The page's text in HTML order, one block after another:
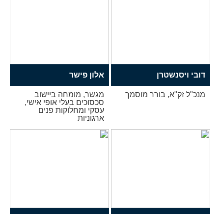
דובי ויסנשטרן
מנכ"ל זק"א, בורר מוסמך
אלון פישר
מגשר, מומחה ביישוב
סכסוכים בעלי אופי אישי,
עסקי ומחלוקות פנים
ארגוניות